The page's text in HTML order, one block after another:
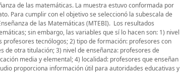
de las matemáticas. La muestra estuvo conformada por
Para cumplir con el objetivo se seleccionó la subescala de
de las Matemáticas (MTEBI). Los resultados
sin embargo, las variables que sí lo hacen son: 1) nivel
tecnólogos; 2) tipo de formación: profesores con
otra titulación; 3) nivel de enseñanza: profesores de
media y elemental; 4) localidad: profesores que enseñan
proporciona información útil para autoridades educativas y